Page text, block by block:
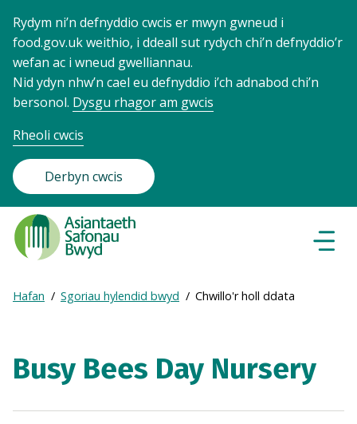
Rydym ni’n defnyddio cwcis er mwyn gwneud i
food.gov.uk weithio, i ddeall sut rydych chi’n defnyddio’r
wefan ac i wneud gwelliannau.
Nid ydyn nhw’n cael eu defnyddio i’ch adnabod chi’n
bersonol. Dysgu rhagor am gwcis
Rheoli cwcis
Derbyn cwcis
Food
Standards
Agency
Frontpage
Breadcrumb
Expand
breadcrumb
Hafan Sgoriau hylendid bwyd Chwillo'r holl ddata
Busy Bees Day Nursery